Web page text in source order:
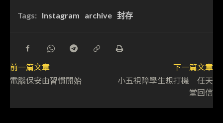
Tags: Instagram archive 封存
前一篇文章
電腦保安由習慣開始
下一篇文章
小五視障學生想打機 任天
堂回信